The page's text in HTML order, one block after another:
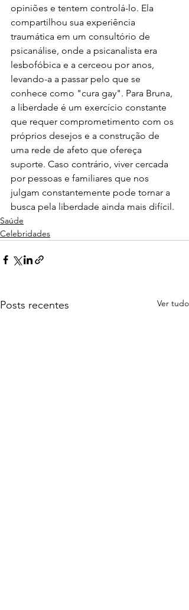
opiniões e tentem controlá-lo. Ela
compartilhou sua experiência
traumática em um consultório de
psicanálise, onde a psicanalista era
lesbofóbica e a cerceou por anos,
levando-a a passar pelo que se
conhece como "cura gay". Para Bruna,
a liberdade é um exercício constante
que requer comprometimento com os
próprios desejos e a construção de
uma rede de afeto que ofereça
suporte. Caso contrário, viver cercada
por pessoas e familiares que nos
julgam constantemente pode tornar a
busca pela liberdade ainda mais difícil.
Saúde
Celebridades
Posts recentes Ver tudo